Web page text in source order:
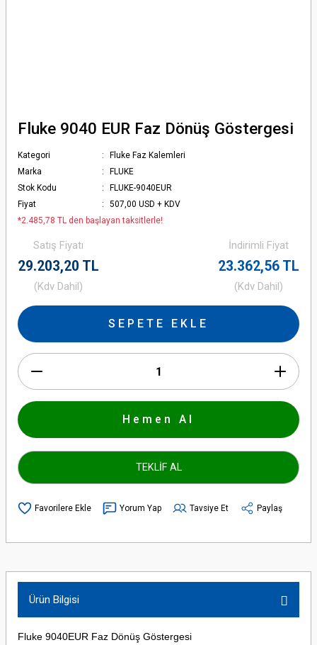
Fluke 9040 EUR Faz Dönüş Göstergesi
Kategori
Fluke Faz Kalemleri
Marka
FLUKE
Stok Kodu
FLUKE-9040EUR
Fiyat
507,00 USD + KDV
*2.485,78 TL den başlayan taksitlerle!
Satış Fiyatı
29.203,20 TL
(Kdv Dahil)
İndirimli Fiyat
23.362,56 TL
(Kdv Dahil)
SEPETE EKLE
Hemen Al
TEKLİF AL
Yorum Yap Tavsiye Et Paylaş
Ürün Bilgisi
Fluke 9040EUR Faz Dönüş Göstergesi